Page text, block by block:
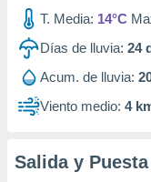
T. Media: 14°C
Días de lluvia: 24
Acum. de lluvia:
Viento medio: 4
Salida y Puesta